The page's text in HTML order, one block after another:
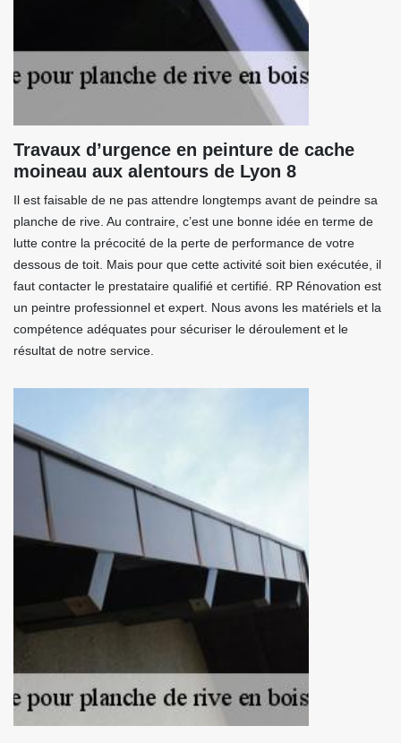
Travaux d’urgence en peinture de cache
moineau aux alentours de Lyon 8
Il est faisable de ne pas attendre longtemps avant de peindre sa
planche de rive. Au contraire, c’est une bonne idée en terme de
lutte contre la précocité de la perte de performance de votre
dessous de toit. Mais pour que cette activité soit bien exécutée, il
faut contacter le prestataire qualifié et certifié. RP Rénovation est
un peintre professionnel et expert. Nous avons les matériels et la
compétence adéquates pour sécuriser le déroulement et le
résultat de notre service.